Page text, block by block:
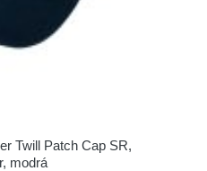
Twill Patch Cap SR,
modrá